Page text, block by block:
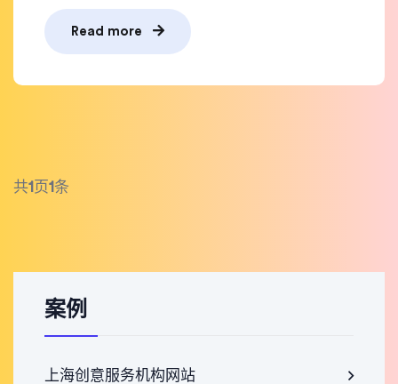
Read more
共1 页1条
案例
上海创意服务机构网站